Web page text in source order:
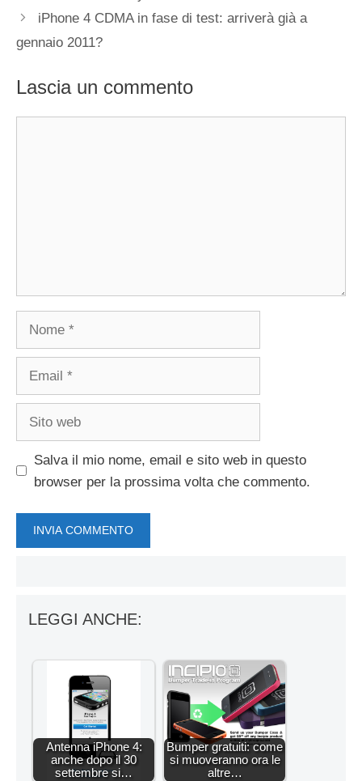
iPhone 4 CDMA in fase di test: arriverà già a
gennaio 2011?
Lascia un commento
Nome
Email
Sito
Salva il mio nome, email e sito web in questo
browser per la prossima volta che commento.
LEGGI ANCHE:
Antenna iPhone 4:
anche dopo il 30
settembre si…
Bumper gratuiti: come
si muoveranno ora le
altre…